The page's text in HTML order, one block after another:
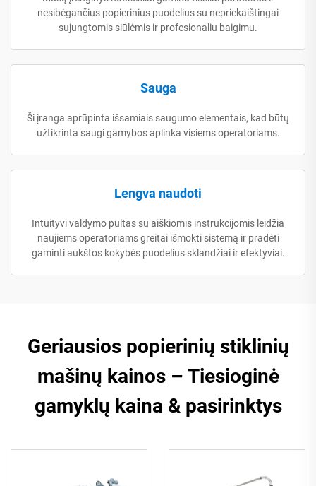
nesibėgančius popierinius puodelius su nepriekaištingai
sujungtomis siūlėmis ir profesionaliu baigimu.
Sauga
Ši įranga aprūpinta išsamiais saugumo elementais, kad būtų
užtikrinta saugi gamybos aplinka visiems operatoriams.
Lengva naudoti
Intuityvi valdymo pultas su aiškiomis instrukcijomis leidžia
naujiems operatoriams greitai išmokti sistemą ir pradėti
gaminti aukštos kokybės puodelius sklandžiai ir efektyviai.
Geriausios popierinių stiklinių
mašinų kainos – Tiesioginė
gamyklų kaina & pasirinktys